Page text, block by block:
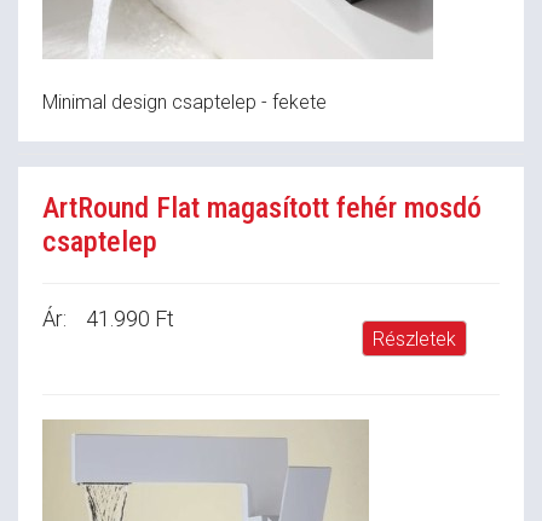
Minimal design csaptelep - fekete
ArtRound Flat magasított fehér mosdó
csaptelep
Ár: 41.990 Ft
Részletek